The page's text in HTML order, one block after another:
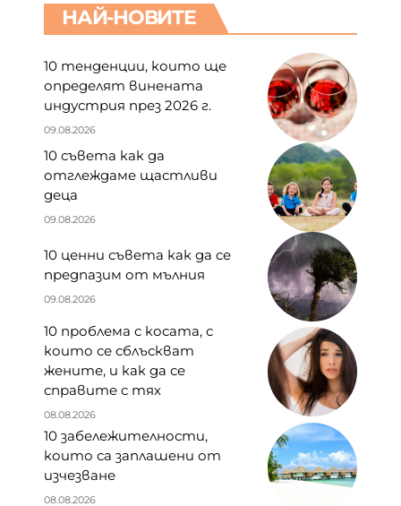
НАЙ-НОВИТЕ
10 тенденции, които ще
определят винената
индустрия през 2026 г.
09.08.2026
10 съвета как да
отглеждаме щастливи
деца
09.08.2026
10 ценни съвета как да се
предпазим от мълния
09.08.2026
10 проблема с косата, с
които се сблъскват
жените, и как да се
справите с тях
08.08.2026
10 забележителности,
които са заплашени от
изчезване
08.08.2026